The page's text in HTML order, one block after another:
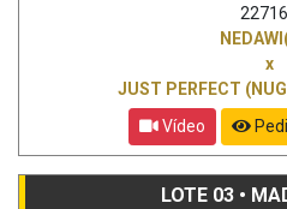
x
JUST PERFECT
Vídeo
LOTE 03 •